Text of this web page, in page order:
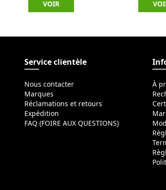
VOIR
Service clientèle
Nous contacter
Marques
Réclamations et retours
Expédition
FAQ (FOIRE AUX QUESTIONS)
À